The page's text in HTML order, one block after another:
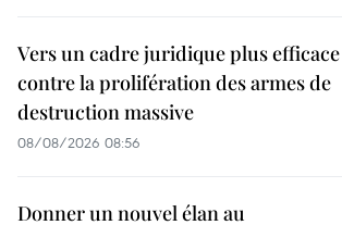
Vers un cadre juridique plus efficace
contre la prolifération des armes de
destruction massive
08/08/2026 08:56
Donner un nouvel élan au